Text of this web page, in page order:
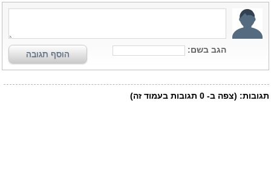
הגב בשם: הוסף תגובה
תגובות: (צפה ב- 0 תגובות בעמוד זה)